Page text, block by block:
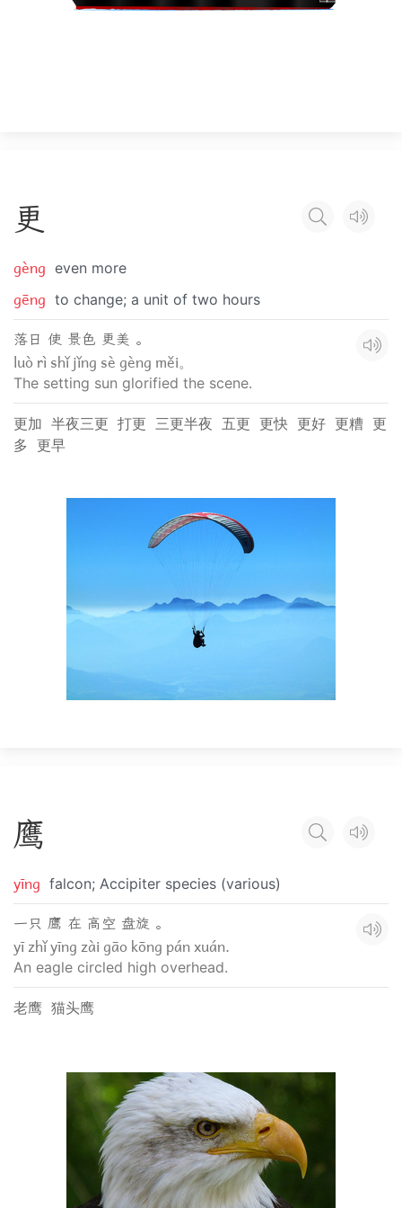
更
gèng even more
gēng to change; a unit of two hours
落日 使 景色 更美 。
luò rì shǐ jǐng sè gèng měi。
The setting sun glorified the scene.
更加 半夜三更 打更 三更半夜 五更 更快 更好 更糟 更
多 更早
鹰
yīng falcon; Accipiter species (various)
一只 鹰 在 高空 盘旋 。
yī zhǐ yīng zài gāo kōng pán xuán.
An eagle circled high overhead.
老鹰 猫头鹰